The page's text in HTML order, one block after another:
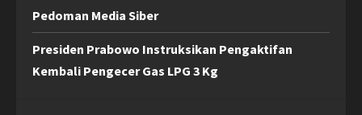
Pedoman Media Siber
Presiden Prabowo Instruksikan Pengaktifan
Kembali Pengecer Gas LPG 3 Kg